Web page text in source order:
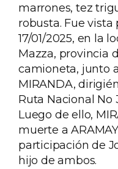
marrones, tez
robusta. Fue
17/01/2025, en la
Mazza, provincia
camioneta, junto
MIRANDA,
Ruta Nacional No
Luego de ello,
muerte a
participación de
hijo de ambos.